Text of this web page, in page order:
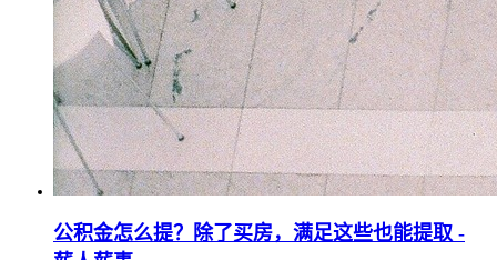
公积金怎么提？除了买房，满足这些也能提取 -